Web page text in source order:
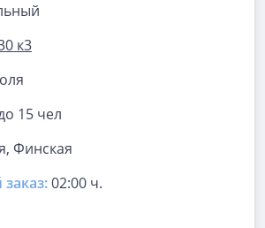
к3
15 чел
Финская
02:00 ч.